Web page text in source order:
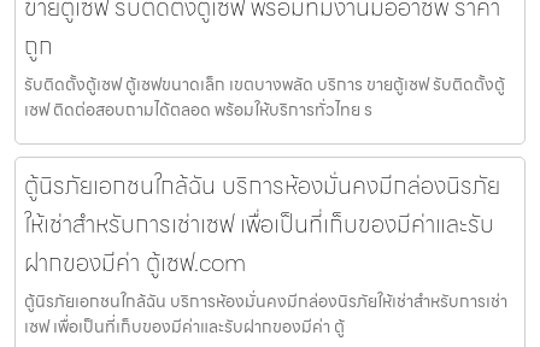
ขายตู้เซฟ รับติดตั้งตู้เซฟ พร้อมทีมงานมืออาชีพ ราคา
ถูก
รับติดตั้งตู้เซฟ ตู้เซฟขนาดเล็ก เขตบางพลัด บริการ ขายตู้เซฟ รับติดตั้งตู้
เซฟ ติดต่อสอบถามได้ตลอด พร้อมให้บริการทั่วไทย ร
ตู้นิรภัยเอกชนใกล้ฉัน บริการห้องมั่นคงมีกล่องนิรภัย
ให้เช่าสำหรับการเช่าเซฟ เพื่อเป็นที่เก็บของมีค่าและรับ
ฝากของมีค่า ตู้เซฟ.com
ตู้นิรภัยเอกชนใกล้ฉัน บริการห้องมั่นคงมีกล่องนิรภัยให้เช่าสำหรับการเช่า
เซฟ เพื่อเป็นที่เก็บของมีค่าและรับฝากของมีค่า ตู้